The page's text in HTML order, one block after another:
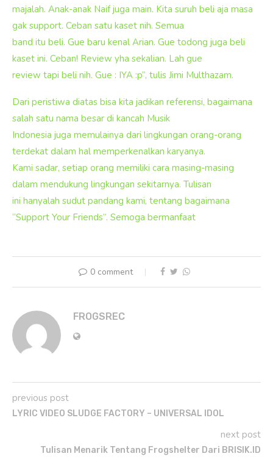
majalah. Anak-anak Naif juga main. Kita suruh beli aja masa
gak support. Ceban satu kaset nih. Semua
band itu beli. Gue baru kenal Arian. Gue todong juga beli
kaset ini. Ceban! Review yha sekalian. Lah gue
review tapi beli nih. Gue : IYA :p”, tulis Jimi Multhazam.
Dari peristiwa diatas bisa kita jadikan referensi, bagaimana
salah satu nama besar di kancah Musik
Indonesia juga memulainya dari lingkungan orang-orang
terdekat dalam hal memperkenalkan karyanya.
Kami sadar, setiap orang memiliki cara masing-masing
dalam mendukung lingkungan sekitarnya. Tulisan
ini hanyalah sudut pandang kami, tentang bagaimana
“Support Your Friends”. Semoga bermanfaat
0 comment
FROGSREC
previous post
LYRIC VIDEO SLUDGE FACTORY – UNIVERSAL IDOL
next post
Tulisan Menarik Tentang Frogshelter Dari BRISIK.ID